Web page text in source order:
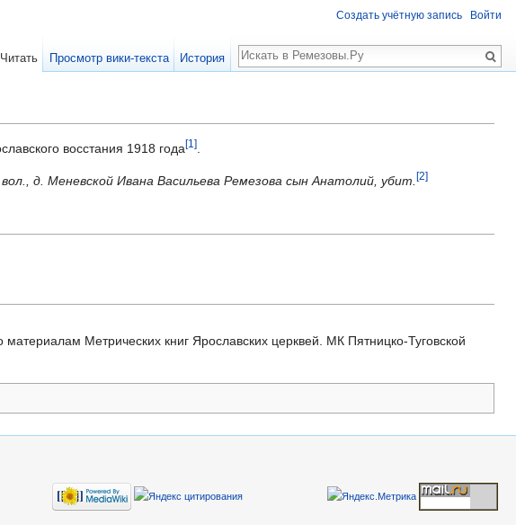
восстания 1918 года[1].
д. Меневской Ивана Васильева Ремезова сын Анатолий, убит. [2]
Метрических книг Ярославских церквей. МК Пятницко-Туговской
Создать учётную запись Войти
Читать Просмотр вики-текста История
Поиск